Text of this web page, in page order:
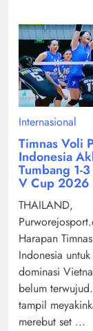
Internasional
Timnas Voli
Indonesia
Tumbang 1-
V Cup 2026
THAILAND,
Harapan
Indonesia
dominasi
belum
tampil
merebut set ...